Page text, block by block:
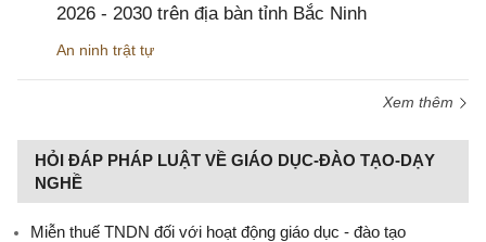
2026 - 2030 trên địa bàn tỉnh Bắc Ninh
An ninh trật tự
Xem thêm
HỎI ĐÁP PHÁP LUẬT VỀ GIÁO DỤC-ĐÀO TẠO-DẠY
NGHỀ
Miễn thuế TNDN đối với hoạt động giáo dục - đào tạo